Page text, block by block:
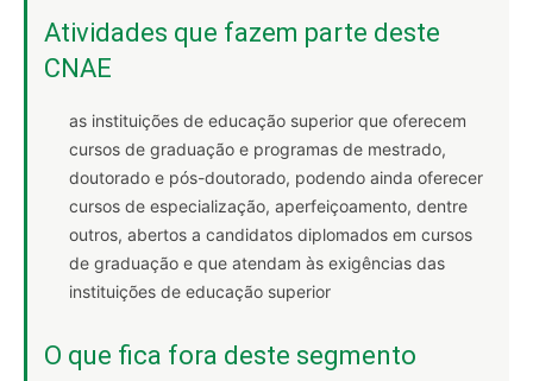
Atividades que fazem parte deste
CNAE
as instituições de educação superior que oferecem
cursos de graduação e programas de mestrado,
doutorado e pós-doutorado, podendo ainda oferecer
cursos de especialização, aperfeiçoamento, dentre
outros, abertos a candidatos diplomados em cursos
de graduação e que atendam às exigências das
instituições de educação superior
O que fica fora deste segmento